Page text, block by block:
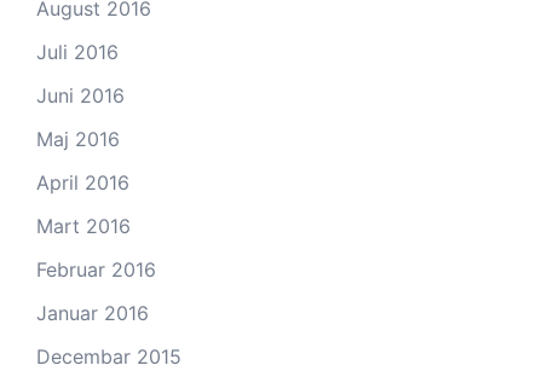
August 2016
Juli 2016
Juni 2016
Maj 2016
April 2016
Mart 2016
Februar 2016
Januar 2016
Decembar 2015